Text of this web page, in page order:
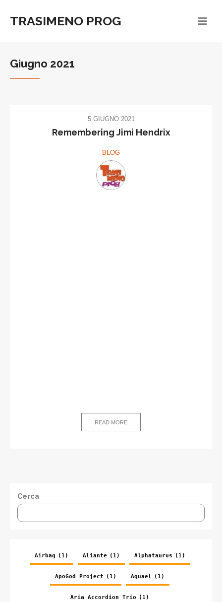
TRASIMENO PROG
Giugno 2021
5 GIUGNO 2021
Remembering Jimi Hendrix
BLOG
READ MORE
Cerca
Airbag (1) Aliante (1) Alphataurus (1)
ApoGod Project (1) Aquael (1)
Aria Accordion Trio (1)